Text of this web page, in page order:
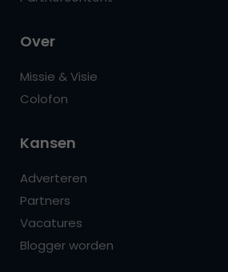
Over
Missie & Visie
Colofon
Kansen
Adverteren
Partners
Vacatures
Blogger worden